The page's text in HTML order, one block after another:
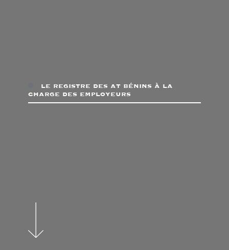
le registre des at bénins à la
charge des employeurs